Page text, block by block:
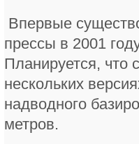
Впервые
прессы в 2001
Планируется, что
нескольких
надводного
метров.